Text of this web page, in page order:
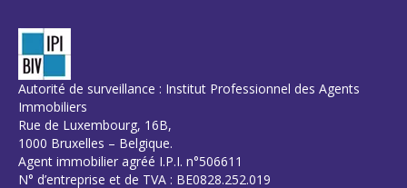
Autorité de surveillance : Institut Professionnel des Agents
Immobiliers
Rue de Luxembourg, 16B,
1000 Bruxelles – Belgique.
Agent immobilier agréé I.P.I. n°506611
N° d’entreprise et de TVA : BE0828.252.019